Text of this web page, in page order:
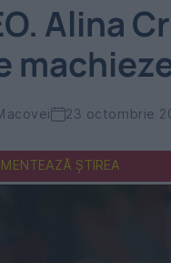
Alina
23 octombrie
ȘTIREA